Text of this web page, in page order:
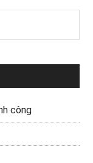
công